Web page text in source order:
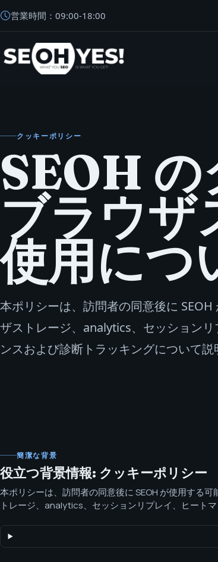
営業時間：09:00-18:00
SEOH
クッキーポリシー
SEOH の
ブラウザ
使用につ
本ポリシーは、訪問者の同意後に
ザストレージ、analytics、セッション
ンスおよび診断トラッキングについて説
簡潔な背景
役立つ背景情報: クッキーポリシー
本ポリシーは、訪問者の同意後に SEOH が使用する
トレージ、analytics、セッションリプレイ、ヒート
Analytics 4 測定ID G-V7DPZPZJJ7 を確保しています
グが有効で訪問者が analytics の保存に同意した場合